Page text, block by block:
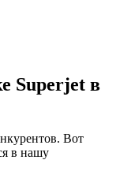
Superjet в
Вот
в нашу